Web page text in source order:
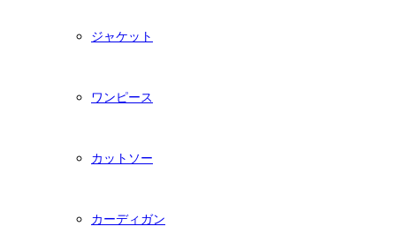
ジャケット
ワンピース
カットソー
カーディガン